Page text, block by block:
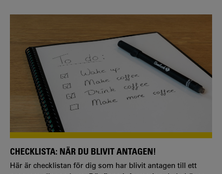
CHECKLISTA: NÄR DU BLIVIT ANTAGEN!
Här är checklistan för dig som har blivit antagen till ett